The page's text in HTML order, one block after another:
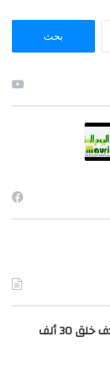
ن
:
ولد النجاشي: موريتانيا تستهدف خلق 30 ألف